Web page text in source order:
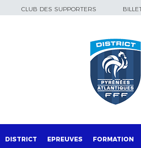
CLUB DES SUPPORTERS
DISTRICT EPREUVES FORMATION